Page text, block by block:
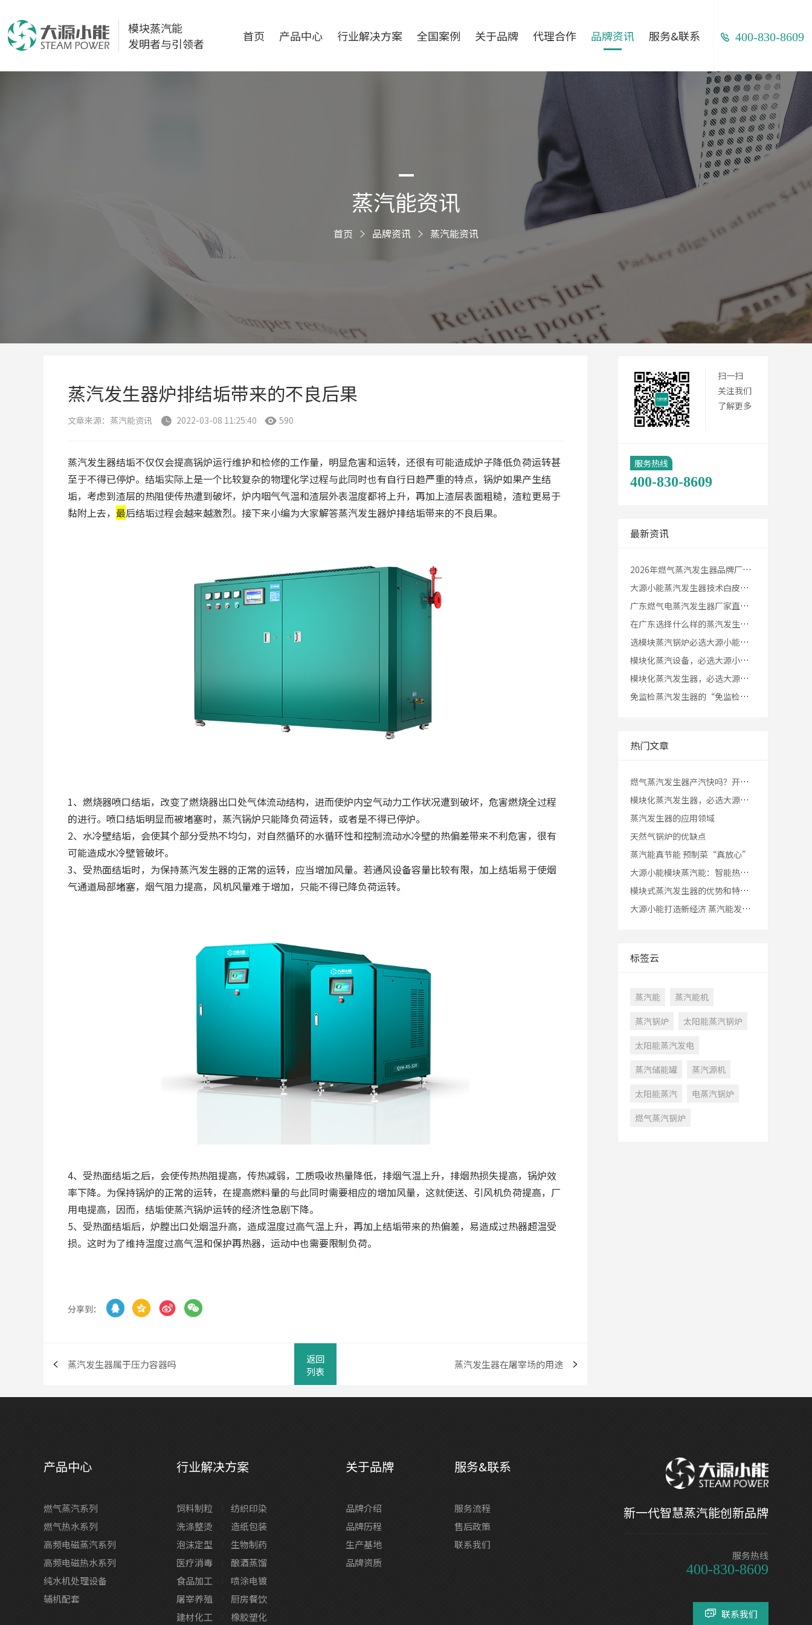
模块蒸汽能
发明者与引领者
400-830-8609
首页 产品中心 行业解决方案 全国案例 关于品牌 代理合作 品牌资讯 服务&联系
蒸汽能资讯
首页 品牌资讯 蒸汽能资讯
​蒸汽发生器炉排结垢带来的不良后果
文章来源：蒸汽能资讯  2022-03-08 11:25:40  590
蒸汽发生器结垢不仅仅会提高锅炉运行维护和检修的工作量，明显危害和运转，还很有可能造成炉子降低负荷运转甚
至于不得已停炉。结垢实际上是一个比较复杂的物理化学过程与此同时也有自行日趋严重的特点，锅炉如果产生结
垢，考虑到渣层的热阻使传热遭到破坏，炉内咽气气温和渣层外表温度都将上升，再加上渣层表面粗糙，渣粒更易于
黏附上去， 最后结垢过程会越来越激烈。接下来小编为大家解答蒸汽发生器炉排结垢带来的不良后果。
1、燃烧器喷口结垢，改变了燃烧器出口处气体流动结构，进而使炉内空气动力工作状况遭到破坏，危害燃烧全过程
的进行。喷口结垢明显而被堵塞时，蒸汽锅炉只能降负荷运转，或者是不得已停炉。
2、水冷壁结垢，会使其个部分受热不均匀，对自然循环的水循环性和控制流动水冷壁的热偏差带来不利危害，很有
可能造成水冷壁管破坏。
3、受热面结垢时，为保持蒸汽发生器的正常的运转，应当增加风量。若通风设备容量比较有限，加上结垢易于使烟
气通道局部堵塞，烟气阻力提高，风机风量难于增加，只能不得已降负荷运转。
4、受热面结垢之后，会使传热热阻提高，传热减弱，工质吸收热量降低，排烟气温上升，排烟热损失提高，锅炉效
率下降。为保持锅炉的正常的运转，在提高燃料量的与此同时需要相应的增加风量，这就使送、引风机负荷提高，厂
用电提高，因而，结垢使蒸汽锅炉运转的经济性急剧下降。
5、受热面结垢后，炉膛出口处烟温升高，造成温度过高气温上升，再加上结垢带来的热偏差，易造成过热器超温受
损。这时为了维持温度过高气温和保护再热器，运动中也需要限制负荷。
分享到：    
蒸汽发生器属于压力容器吗
返回
列表
蒸汽发生器在屠宰场的用途
扫一扫
关注我们
了解更多
服务热线
400-830-8609
最新资讯
2026年燃气蒸汽发生器品牌厂家推荐｜工业生产用热选型指南
大源小能蒸汽发生器技术白皮书 | 全面转向价值赋能
广东燃气电蒸汽发生器厂家直销指南，获取大源小能工厂报价方案？
在广东选择什么样的蒸汽发生器每吨的蒸汽成本更低？
选模块蒸汽锅炉必选大源小能，搭载念智PowerOS用降耗提效征服生产企业老板
模块化蒸汽设备，必选大源小能？走进佛山工厂，揭秘“停机不停产”的底气
模块化蒸汽发生器，必选大源小能：搞懂这5个核心指标，拒绝为无效能耗买单
免监检蒸汽发生器的“免监检”是指什么，消防环保也免？
热门文章
燃气蒸汽发生器产汽快吗？开机后多久能用到蒸汽？
模块化蒸汽发生器，必选大源小能：搞懂这5个核心指标，拒绝为无效能耗买单
蒸汽发生器的应用领域
天然气锅炉的优缺点
蒸汽能真节能 预制菜“真放心”
大源小能模块蒸汽能：智能热能升级一站式指南
模块式蒸汽发生器的优势和特点？
大源小能打造新经济 蒸汽能发力环保产业
标签云
蒸汽能
蒸汽能机
蒸汽锅炉
太阳能蒸汽锅炉
太阳能蒸汽发电
蒸汽储能罐
蒸汽源机
太阳能蒸汽
电蒸汽锅炉
燃气蒸汽锅炉
产品中心
燃气蒸汽系列
燃气热水系列
高频电磁蒸汽系列
高频电磁热水系列
纯水机处理设备
辅机配套
行业解决方案
饲料制粒
纺织印染
洗涤整烫
造纸包装
泡沫定型
生物制药
医疗消毒
酿酒蒸馏
食品加工
喷涂电镀
屠宰养殖
厨房餐饮
建材化工
橡胶塑化
关于品牌
品牌介绍
品牌历程
生产基地
品牌资质
服务&联系
服务流程
售后政策
联系我们
新一代智慧蒸汽能创新品牌
服务热线
400-830-8609
联系我们